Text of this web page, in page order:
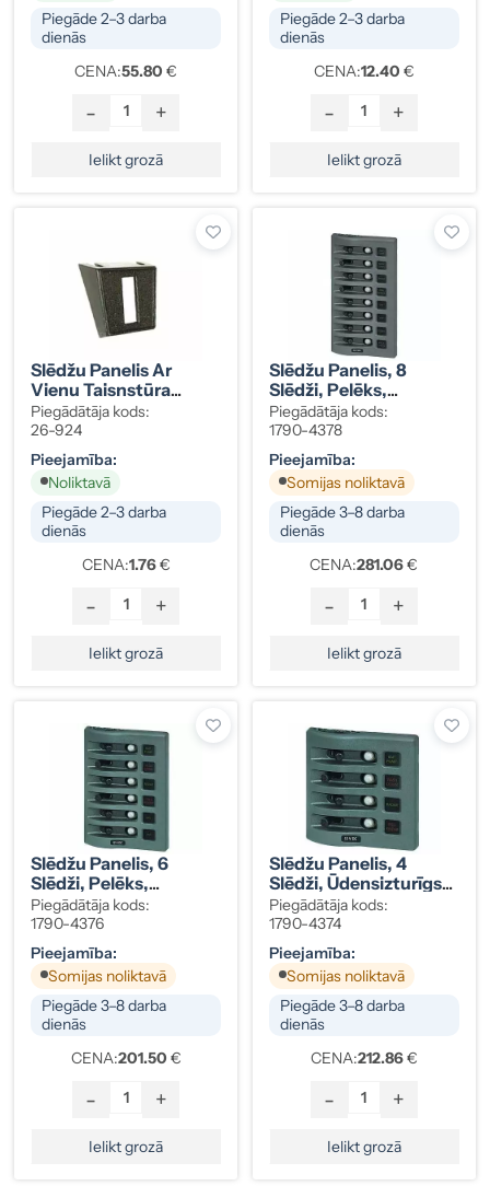
Piegāde 2–3 darba
dienās
CENA:55.80 €
- +
Ielikt grozā
Piegāde 2–3 darba
dienās
CENA:12.40 €
- +
Ielikt grozā
Slēdžu Panelis Ar
Vienu Taisnstūra
Atveri 26x11mm
Piegādātāja kods:
26-924
Pieejamība:
Noliktavā
Piegāde 2–3 darba
dienās
CENA:1.76€
- +
Ielikt grozā
Slēdžu Panelis, 8
Slēdži, Pelēks,
Ūdensizturīgs IP67, Ar
Automātdrošinātāju,
12/24V, Kods 1790-
4378
Piegādātāja kods:
1790-4378
Pieejamība:
Somijas noliktavā
Piegāde 3–8 darba
dienās
CENA:281.06€
- +
Ielikt grozā
Slēdžu Panelis, 6
Slēdži, Pelēks,
Ūdensizturīgs IP67, Ar
Automātdrošinātāju,
12/24V, Kods 1790-
4376
Piegādātāja kods:
1790-4376
Pieejamība:
Somijas noliktavā
Piegāde 3–8 darba
dienās
CENA:201.50 €
- +
Ielikt grozā
Slēdžu Panelis, 4
Slēdži, Ūdensizturīgs
IP67, Ar
Automātdrošinātāju,
Blue Sea, 12/24V, Kods
1790-4374
Piegādātāja kods:
1790-4374
Pieejamība:
Somijas noliktavā
Piegāde 3–8 darba
dienās
CENA:212.86€
- +
Ielikt grozā